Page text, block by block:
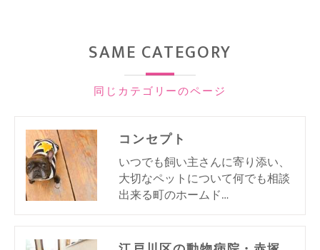
同じカテゴリーのページ
SAME CATEGORY
コンセプト
いつでも飼い主さんに寄り添い、
大切なペットについて何でも相談
出来る町のホームド…